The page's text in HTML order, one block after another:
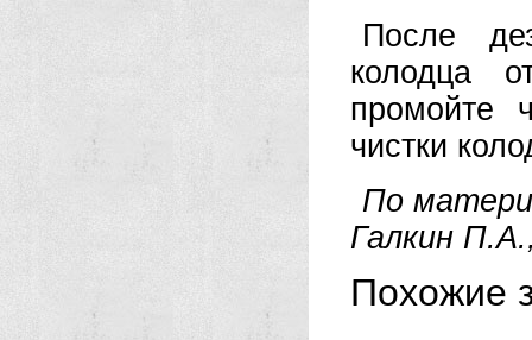
После
колодца
промойте
чистки
По
Галкин
Похожие